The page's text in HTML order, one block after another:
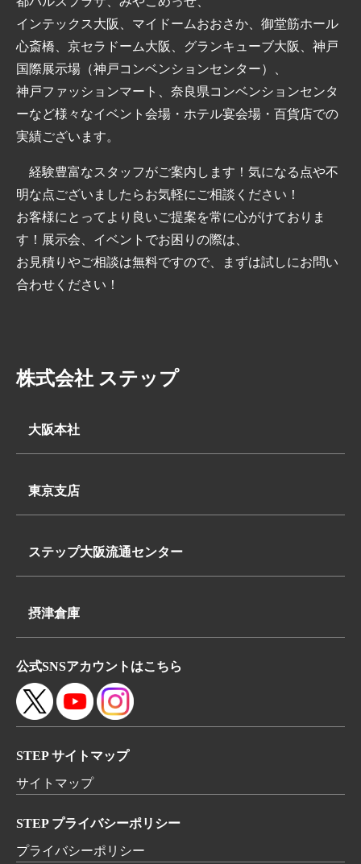
インテックス大阪、マイドームおおさか、御堂筋ホール
心斎橋、京セラドーム大阪、グランキューブ大阪、神戸
国際展示場（神戸コンベンションセンター）、
神戸ファッションマート、奈良県コンベンションセンタ
ーなど様々なイベント会場・ホテル宴会場・百貨店での
実績ございます。
経験豊富なスタッフがご案内します！気になる点や不
明な点ございましたらお気軽にご相談ください！
お客様にとってより良いご提案を常に心がけておりま
す！展示会、イベントでお困りの際は、
お見積りやご相談は無料ですので、まずは試しにお問い
合わせください！
株式会社 ステップ
大阪本社
大阪府高槻市下田部町2丁目7-2
FAX:072-648-3312
東京支店
埼玉県八潮市浮塚624-1
FAX:048-950-8260
ステップ大阪流通センター
大阪府高槻市下田部町2丁目7-2
FAX:072-648-3312
摂津倉庫
大阪府摂津市鳥飼本町4丁目5-19
公式SNSアカウントはこちら
STEP サイトマップ
サイトマップ
STEP プライバシーポリシー
プライバシーポリシー